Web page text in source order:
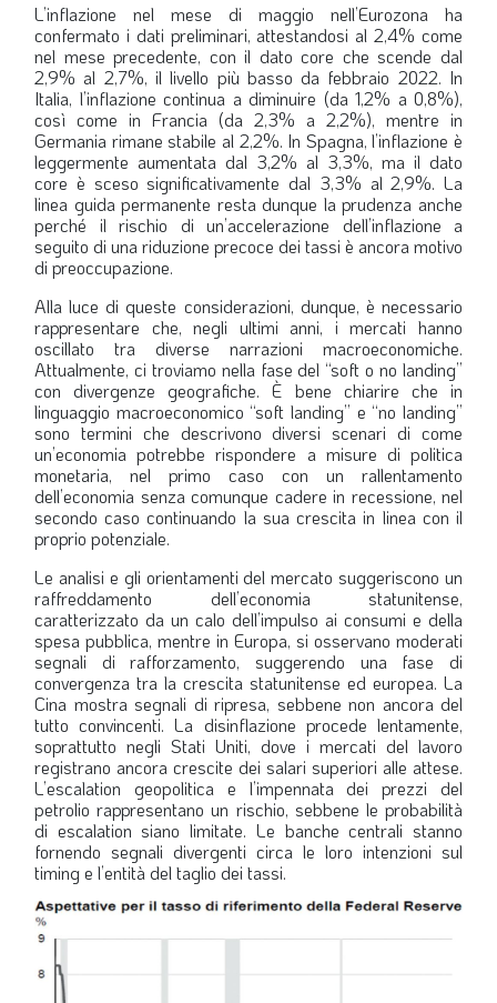
L’inflazione nel mese di maggio nell’Eurozona ha
confermato i dati preliminari, attestandosi al 2,4% come
nel mese precedente, con il dato core che scende dal
2,9% al 2,7%, il livello più basso da febbraio 2022. In
Italia, l’inflazione continua a diminuire (da 1,2% a 0,8%),
così come in Francia (da 2,3% a 2,2%), mentre in
Germania rimane stabile al 2,2%. In Spagna, l’inflazione è
leggermente aumentata dal 3,2% al 3,3%, ma il dato
core è sceso significativamente dal 3,3% al 2,9%. La
linea guida permanente resta dunque la prudenza anche
perché il rischio di un’accelerazione dell’inflazione a
seguito di una riduzione precoce dei tassi è ancora motivo
di preoccupazione.
Alla luce di queste considerazioni, dunque, è necessario
rappresentare che, negli ultimi anni, i mercati hanno
oscillato tra diverse narrazioni macroeconomiche.
Attualmente, ci troviamo nella fase del “soft o no landing”
con divergenze geografiche. È bene chiarire che in
linguaggio macroeconomico “soft landing” e “no landing”
sono termini che descrivono diversi scenari di come
un’economia potrebbe rispondere a misure di politica
monetaria, nel primo caso con un rallentamento
dell’economia senza comunque cadere in recessione, nel
secondo caso continuando la sua crescita in linea con il
proprio potenziale.
Le analisi e gli orientamenti del mercato suggeriscono un
raffreddamento dell’economia statunitense,
caratterizzato da un calo dell’impulso ai consumi e della
spesa pubblica, mentre in Europa, si osservano moderati
segnali di rafforzamento, suggerendo una fase di
convergenza tra la crescita statunitense ed europea. La
Cina mostra segnali di ripresa, sebbene non ancora del
tutto convincenti. La disinflazione procede lentamente,
soprattutto negli Stati Uniti, dove i mercati del lavoro
registrano ancora crescite dei salari superiori alle attese.
L’escalation geopolitica e l’impennata dei prezzi del
petrolio rappresentano un rischio, sebbene le probabilità
di escalation siano limitate. Le banche centrali stanno
fornendo segnali divergenti circa le loro intenzioni sul
timing e l’entità del taglio dei tassi.